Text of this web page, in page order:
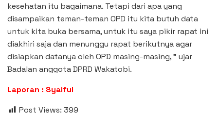
kesehatan itu bagaimana. Tetapi dari apa yang
disampaikan teman-teman OPD itu kita butuh data
untuk kita buka bersama, untuk itu saya pikir rapat ini
diakhiri saja dan menunggu rapat berikutnya agar
disiapkan datanya oleh OPD masing-masing, ” ujar
Badalan anggota DPRD Wakatobi.
Laporan : Syaiful
Post Views: 399